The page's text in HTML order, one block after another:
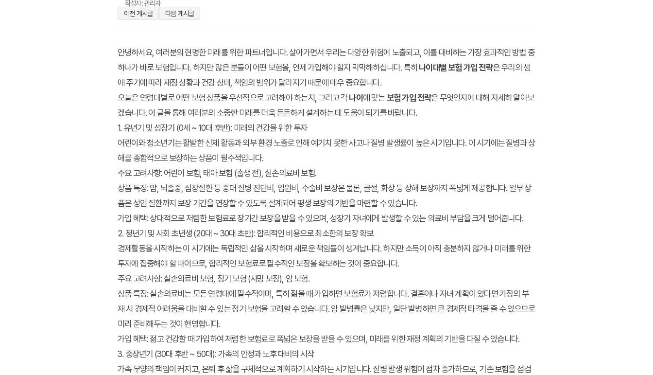
작성자: 관리자
이전 게시글
다음 게시글
안녕하세요, 여러분의 현명한 미래를 위한 파트너입니다. 살아가면서 우리는 다양한 위험에 노출되고, 이를 대비하는 가장 효과적인 방법 중
하나가 바로 보험입니다. 하지만 많은 분들이 어떤 보험을, 언제 가입해야 할지 막막해하십니다. 특히 나이대별 보험 가입 전략은 우리의 생
애 주기에 따라 재정 상황과 건강 상태, 책임의 범위가 달라지기 때문에 매우 중요합니다.
오늘은 연령대별로 어떤 보험 상품을 우선적으로 고려해야 하는지, 그리고 각나이 에 맞는보험 가입 전략은 무엇인지에 대해 자세히 알아보
겠습니다. 이 글을 통해 여러분의 소중한 미래를 더욱 든든하게 설계하는 데 도움이 되기를 바랍니다.
1. 유년기 및 성장기 (0세 ~ 10대 후반): 미래의 건강을 위한 투자
어린이와 청소년기는 활발한 신체 활동과 외부 환경 노출로 인해 예기치 못한 사고나 질병 발생률이 높은 시기입니다. 이 시기에는 질병과 상
해를 종합적으로 보장하는 상품이 필수적입니다.
주요 고려사항: 어린이 보험, 태아 보험 (출생 전), 실손의료비 보험.
상품 특징:암, 뇌졸중, 심장질환 등 중대 질병 진단비, 입원비, 수술비 보장은 물론, 골절, 화상 등 상해 보장까지 폭넓게 제공합니다. 일부 상
품은 성인 질환까지 보장 기간을 연장할 수 있도록 설계되어 평생 보장의 기반을 마련할 수 있습니다.
가입 혜택:상대적으로 저렴한 보험료로 장기간 보장을 받을 수 있으며, 성장기 자녀에게 발생할 수 있는 의료비 부담을 크게 덜어줍니다.
2. 청년기 및 사회 초년생 (20대 ~ 30대 초반): 합리적인 비용으로 최소한의 보장 확보
경제활동을 시작하는 이 시기에는 독립적인 삶을 시작하며 새로운 책임들이 생겨납니다. 하지만 소득이 아직 충분하지 않거나 미래를 위한
투자에 집중해야 할 때이므로, 합리적인 보험료로 필수적인 보장을 확보하는 것이 중요합니다.
주요 고려사항:실손의료비 보험, 정기 보험 (사망 보장), 암 보험.
상품 특징:실손의료비는 모든 연령대에 필수적이며, 특히 젊을 때 가입하면 보험료가 저렴합니다. 결혼이나 자녀 계획이 있다면 가장의 부
재 시 경제적 어려움을 대비할 수 있는 정기 보험을 고려할 수 있습니다. 암 발병률은 낮지만, 일단 발병하면 큰 경제적 타격을 줄 수 있으므로
미리 준비해두는 것이 현명합니다.
가입 혜택:젊고 건강할 때 가입하여 저렴한 보험료로 폭넓은 보장을 받을 수 있으며, 미래를 위한 재정 계획의 기반을 다질 수 있습니다.
3. 중장년기 (30대 후반 ~ 50대): 가족의 안정과 노후 대비의 시작
가족 부양의 책임이 커지고, 은퇴 후 삶을 구체적으로 계획하기 시작하는 시기입니다. 질병 발생 위험이 점차 증가하므로, 기존 보험을 점검